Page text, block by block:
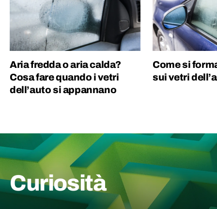
Aria fredda o aria calda?
Cosa fare quando i vetri
dell’auto si appannano
Come si
sui vetri
Curiosità